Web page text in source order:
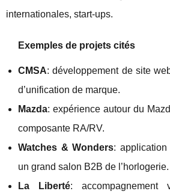
internationales, start-ups.
Exemples de projets cités
CMSA: développement de site
d’unification de marque.
Mazda: expérience autour du
composante RA/RV.
Watches & Wonders: application
un grand salon B2B de l’horlogerie.
La Liberté: accompagnement